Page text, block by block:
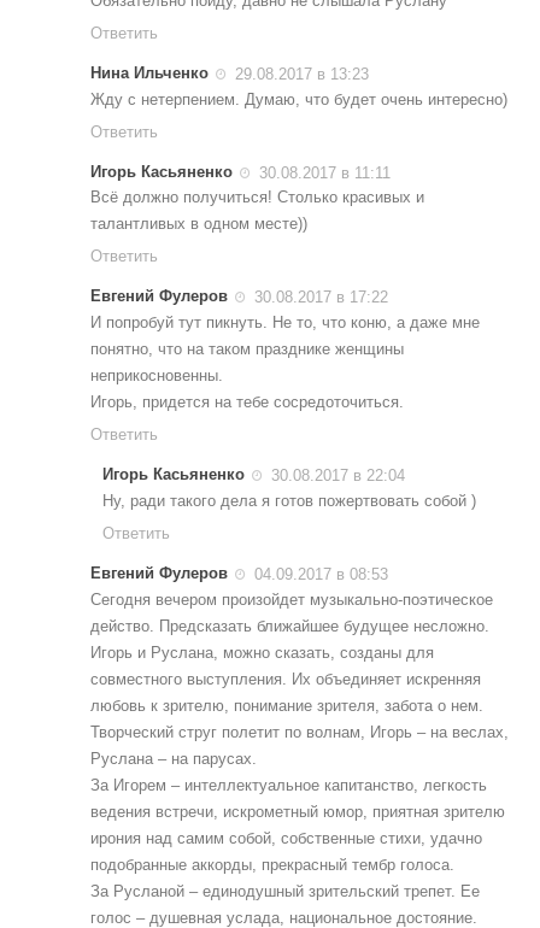
Ответить
Нина Ильченко
29.08.2017 в 13:23
Жду с нетерпением. Думаю, что будет очень интересно)
Ответить
Игорь Касьяненко
30.08.2017 в 11:11
Всё должно получиться! Столько красивых и
талантливых в одном месте))
Ответить
Евгений Фулеров
30.08.2017 в 17:22
И попробуй тут пикнуть. Не то, что коню, а даже мне
понятно, что на таком празднике женщины
неприкосновенны.
Игорь, придется на тебе сосредоточиться.
Ответить
Игорь Касьяненко
30.08.2017 в 22:04
Ну, ради такого дела я готов пожертвовать собой )
Ответить
Евгений Фулеров
04.09.2017 в 08:53
Сегодня вечером произойдет музыкально-поэтическое
действо. Предсказать ближайшее будущее несложно.
Игорь и Руслана, можно сказать, созданы для
совместного выступления. Их объединяет искренняя
любовь к зрителю, понимание зрителя, забота о нем.
Творческий струг полетит по волнам, Игорь – на веслах,
Руслана – на парусах.
За Игорем – интеллектуальное капитанство, легкость
ведения встречи, искрометный юмор, приятная зрителю
ирония над самим собой, собственные стихи, удачно
подобранные аккорды, прекрасный тембр голоса.
За Русланой – единодушный зрительский трепет. Ее
голос – душевная услада, национальное достояние.